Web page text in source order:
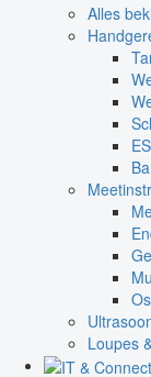
Alles
Loupes